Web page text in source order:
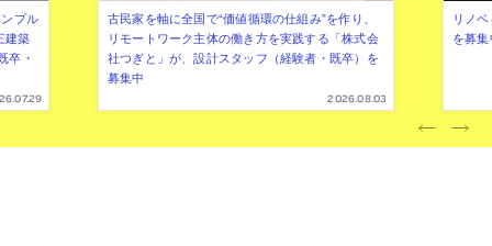
プル
建築
卒・
古民家を軸に全国で“価値循環の仕組み”を作り、
リモートワーク主体の働き方を実践する「株式会
社つぎと」が、設計スタッフ（経験者・既卒）を
募集中
2026.08.03
リノ
を募